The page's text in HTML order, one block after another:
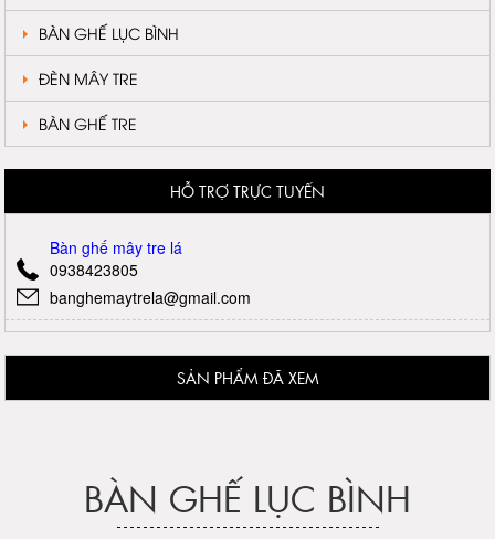
BÀN GHẾ LỤC BÌNH
ĐÈN MÂY TRE
BÀN GHẾ TRE
HỖ TRỢ TRỰC TUYẾN
Bàn ghế mây tre lá
0938423805
banghemaytrela@gmail.com
SẢN PHẨM ĐÃ XEM
BÀN GHẾ LỤC BÌNH